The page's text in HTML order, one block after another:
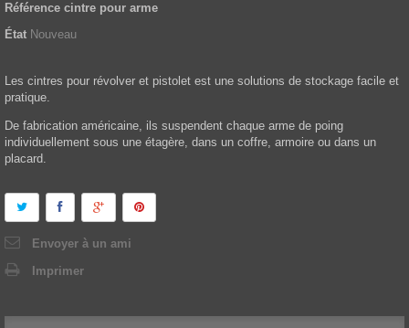
Référence cintre pour arme
État Nouveau
Les cintres pour révolver et pistolet est une solutions de stockage facile et
pratique.
De fabrication américaine, ils suspendent chaque arme de poing
individuellement sous une étagère, dans un coffre, armoire ou dans un
placard.
Envoyer à un ami
Imprimer